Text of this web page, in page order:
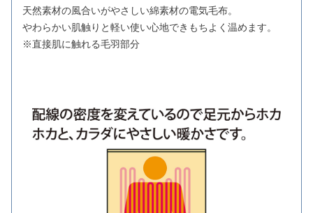
天然素材の風合いがやさしい綿素材の電気毛布。
やわらかい肌触りと軽い使い心地できもちよく温めます。
※直接肌に触れる毛羽部分